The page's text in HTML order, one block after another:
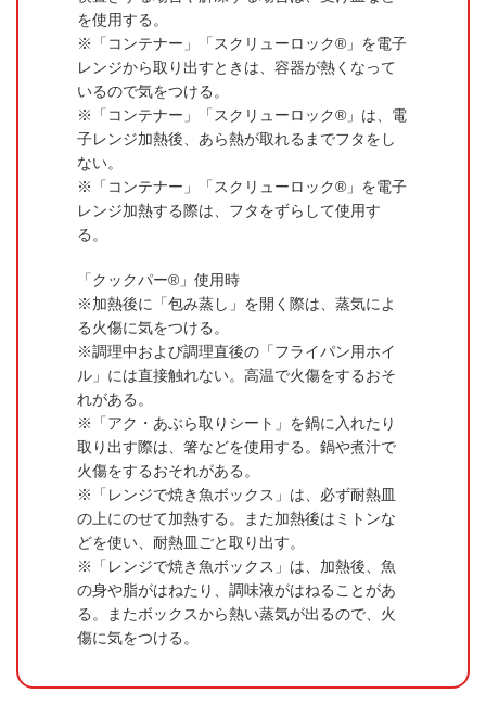
を使用する。
「コンテナー」「スクリューロック®」を電子
レンジから取り出すときは、容器が熱くなって
いるので気をつける。
「コンテナー」「スクリューロック®」は、電
子レンジ加熱後、あら熱が取れるまでフタをし
ない。
「コンテナー」「スクリューロック®」を電子
レンジ加熱する際は、フタをずらして使用す
る。
「クックパー®」使用時
加熱後に「包み蒸し」を開く際は、蒸気によ
る火傷に気をつける。
調理中および調理直後の「フライパン用ホイ
ル」には直接触れない。高温で火傷をするおそ
れがある。
「アク・あぶら取りシート」を鍋に入れたり
取り出す際は、箸などを使用する。鍋や煮汁で
火傷をするおそれがある。
「レンジで焼き魚ボックス」は、必ず耐熱皿
の上にのせて加熱する。また加熱後はミトンな
どを使い、耐熱皿ごと取り出す。
「レンジで焼き魚ボックス」は、加熱後、魚
の身や脂がはねたり、調味液がはねることがあ
る。またボックスから熱い蒸気が出るので、火
傷に気をつける。